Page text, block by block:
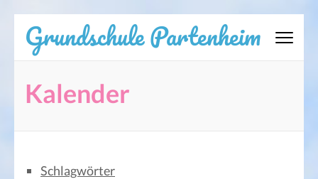
Inhalt
springen
drücken)
Grundschule Partenheim
Kalender
Schlagwörter